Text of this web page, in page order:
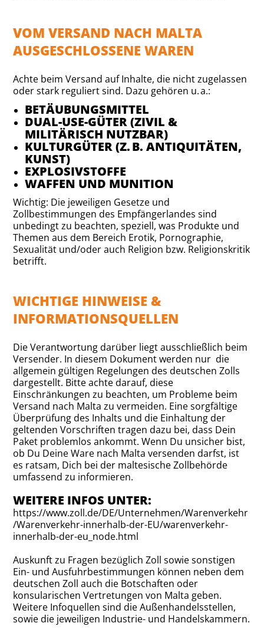
VOM VERSAND NACH MALTA
AUSGESCHLOSSENE WAREN
Achte beim Versand auf Inhalte, die nicht zugelassen
oder stark reguliert sind. Dazu gehören u. a.:
BETÄUBUNGSMITTEL
DUAL-USE-GÜTER (ZIVIL &
MILITÄRISCH NUTZBAR)
KULTURGÜTER (Z. B. ANTIQUITÄTEN,
KUNST)
EXPLOSIVSTOFFE
WAFFEN UND MUNITION
Wichtig: Die jeweiligen Gesetze und
Zollbestimmungen des Empfängerlandes sind
unbedingt zu beachten, speziell, was Produkte und
Themen aus dem Bereich Erotik, Pornographie,
Sexualität und/oder auch Religion bzw. Religionskritik
betrifft.
WICHTIGE HINWEISE &
INFORMATIONSQUELLEN
Die Verantwortung darüber liegt ausschließlich beim
Versender. In diesem Dokument werden nur die
allgemein gültigen Regelungen des deutschen Zolls
dargestellt. Bitte achte darauf, diese
Einschränkungen zu beachten, um Probleme beim
Versand nach Malta zu vermeiden. Eine sorgfältige
Überprüfung des Inhalts und die Einhaltung der
geltenden Vorschriften tragen dazu bei, dass Dein
Paket problemlos ankommt. Wenn Du unsicher bist,
ob Du Deine Ware nach Malta versenden darfst, ist
es ratsam, Dich bei der maltesische Zollbehörde
umfassend zu informieren.
WEITERE INFOS UNTER:
https://www.zoll.de/DE/Unternehmen/Warenverkehr
/Warenverkehr-innerhalb-der-EU/warenverkehr-
innerhalb-der-eu_node.html
Auskunft zu Fragen bezüglich Zoll sowie sonstigen
Ein- und Ausfuhrbestimmungen können neben dem
deutschen Zoll auch die Botschaften oder
konsularischen Vertretungen von Malta geben.
Weitere Infoquellen sind die Außenhandelsstellen,
sowie die jeweiligen Industrie- und Handelskammern.